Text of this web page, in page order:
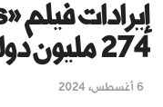
274 مليون دولار عالميًا
6 أغسطس، 2024